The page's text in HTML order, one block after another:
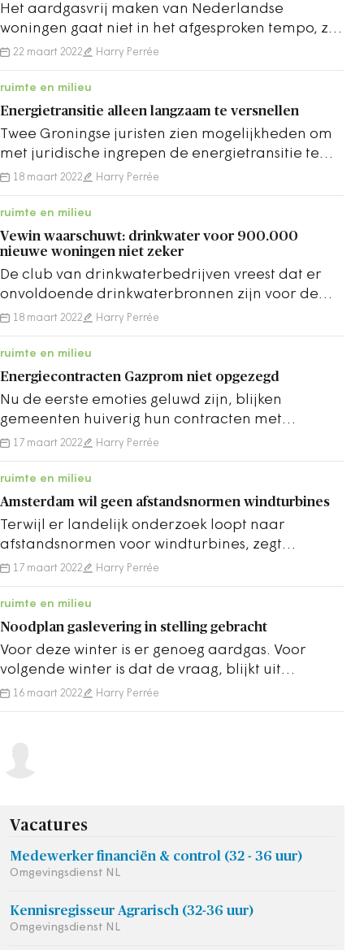
Het aardgasvrij maken van Nederlandse
woningen gaat niet in het afgesproken tempo, zo
blijkt uit de gemeentelijke transitievisies warmte.
22 maart 2022 Harry Perrée
ruimte en milieu
Energietransitie alleen langzaam te versnellen
Twee Groningse juristen zien mogelijkheden om
met juridische ingrepen de energietransitie te
versnellen. Maar snel zal dat niet gaan.
18 maart 2022 Harry Perrée
ruimte en milieu
Vewin waarschuwt: drinkwater voor 900.000
nieuwe woningen niet zeker
De club van drinkwaterbedrijven vreest dat er
onvoldoende drinkwaterbronnen zijn voor de
nieuwbouw die op stapel staat komende jaren.
18 maart 2022 Harry Perrée
ruimte en milieu
Energiecontracten Gazprom niet opgezegd
Nu de eerste emoties geluwd zijn, blijken
gemeenten huiverig hun contracten met
Gazprom op te zeggen, constateert
17 maart 2022 Harry Perrée
ruimte en milieu
Amsterdam wil geen afstandsnormen windturbines
Terwijl er landelijk onderzoek loopt naar
afstandsnormen voor windturbines, zegt
wethouder Van Doorninck dat ze die niet ziet
17 maart 2022 Harry Perrée
ruimte en milieu
Noodplan gaslevering in stelling gebracht
Voor deze winter is er genoeg aardgas. Voor
volgende winter is dat de vraag, blijkt uit
Kamerbrief over gasleveringszekerheid.
16 maart 2022 Harry Perrée
Vacatures
Medewerker financiën & control (32 - 36 uur)
Omgevingsdienst NL
Kennisregisseur Agrarisch (32-36 uur)
Omgevingsdienst NL